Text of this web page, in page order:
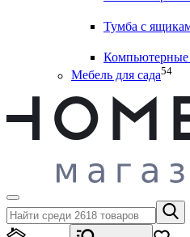
Тумба с
Компьютерные
Мебель для сада54